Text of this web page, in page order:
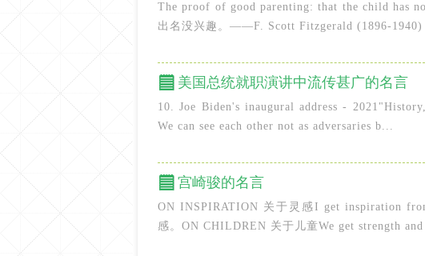
The proof of good parenting: that the child has
出名没兴趣。——F. Scott Fitzgerald (1896-
美国总统就职演讲中流传甚广的名言
10. Joe Biden's inaugural address -
We can see each other not as adversaries b...
宫崎骏的名言
ON INSPIRATION 关于灵感I get inspiration
感。ON CHILDREN 关于儿童We get strength